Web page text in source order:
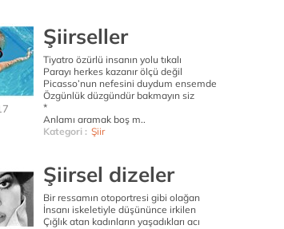
Şiirseller
Tiyatro özürlü insanın yolu tıkalı
Parayı herkes kazanır ölçü değil
Picasso’nun nefesini duydum ensemde
Özgünlük düzgündür bakmayın siz
*
Anlamı aramak boş m..
Kategori : Şiir
Şiirsel dizeler
Bir ressamın otoportresi gibi olağan
İnsanı iskeletiyle düşününce irkilen
Çığlık atan kadınların yaşadıkları acı